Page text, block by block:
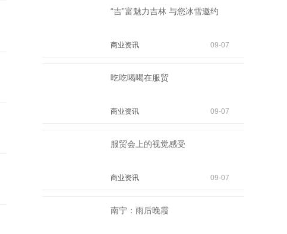
“吉”富魅力吉林 与您冰雪邀约
商业资讯 09-07
吃吃喝喝在服贸
商业资讯 09-07
服贸会上的视觉感受
商业资讯 09-07
南宁：雨后晚霞